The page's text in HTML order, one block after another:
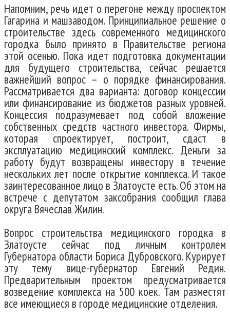
Напомним, речь идет о перегоне между проспектом
Гагарина и машзаводом. Принципиальное решение о
строительстве здесь современного медицинского
городка было принято в Правительстве региона
этой осенью. Пока идет подготовка документации
для будущего строительства, сейчас решается
важнейший вопрос – о порядке финансирования.
Рассматривается два варианта: договор концессии
или финансирование из бюджетов разных уровней.
Концессия подразумевает под собой вложение
собственных средств частного инвестора. Фирмы,
которая спроектирует, построит, сдаст в
эксплуатацию медицинский комплекс. Деньги за
работу будут возвращены инвестору в течение
нескольких лет после открытие комплекса. И такое
заинтересованное лицо в Златоусте есть. Об этом на
встрече с депутатом заксобрания сообщил глава
округа Вячеслав Жилин.
Вопрос строительства медицинского городка в
Златоусте сейчас под личным контролем
Губернатора области Бориса Дубровского. Курирует
эту тему вице-губернатор Евгений Редин.
Предварительным проектом предусматривается
возведение комплекса на 500 коек. Там разместят
все имеющиеся в городе медицинские отделения.